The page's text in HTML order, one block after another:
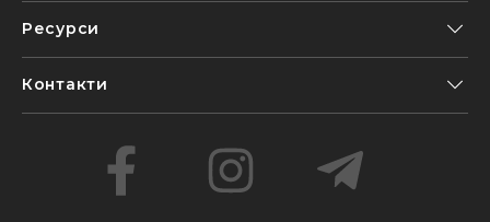
Ресурси
Контакти